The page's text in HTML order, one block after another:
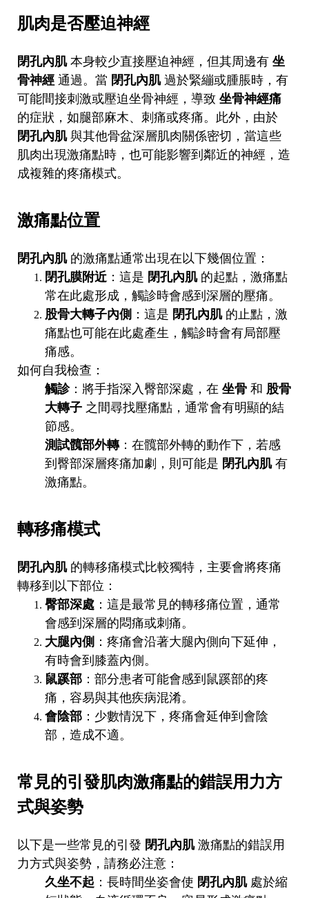
肌肉是否壓迫神經
閉孔內肌本身較少直接壓迫神經，但其周邊有坐
骨神經 通過。當 閉孔內肌過於緊繃或腫脹時，有
可能間接刺激或壓迫坐骨神經，導致坐骨神經痛
的症狀，如腿部麻木、刺痛或疼痛。此外，由於
閉孔內肌與其他骨盆深層肌肉關係密切，當這些
肌肉出現激痛點時，也可能影響到鄰近的神經，造
成複雜的疼痛模式。
激痛點位置
閉孔內肌的激痛點通常出現在以下幾個位置：
閉孔膜附近 ：這是 閉孔內肌的起點，激痛點
常在此處形成，觸診時會感到深層的壓痛。
股骨大轉子內側 ：這是 閉孔內肌的止點，激
痛點也可能在此處產生，觸診時會有局部壓
痛感。
如何自我檢查：
觸診：將手指深入臀部深處，在坐骨 和 股骨
大轉子 之間尋找壓痛點，通常會有明顯的結
節感。
測試髖部外轉：在髖部外轉的動作下，若感
到臀部深層疼痛加劇，則可能是 閉孔內肌有
激痛點。
轉移痛模式
閉孔內肌的轉移痛模式比較獨特，主要會將疼痛
轉移到以下部位：
臀部深處 ：這是最常見的轉移痛位置，通常
會感到深層的悶痛或刺痛。
大腿內側 ：疼痛會沿著大腿內側向下延伸，
有時會到膝蓋內側。
鼠蹊部 ：部分患者可能會感到鼠蹊部的疼
痛，容易與其他疾病混淆。
會陰部 ：少數情況下，疼痛會延伸到會陰
部，造成不適。
常見的引發肌肉激痛點的錯誤用力方
式與姿勢
以下是一些常見的引發 閉孔內肌激痛點的錯誤用
力方式與姿勢，請務必注意：
久坐不起 ：長時間坐姿會使 閉孔內肌處於縮